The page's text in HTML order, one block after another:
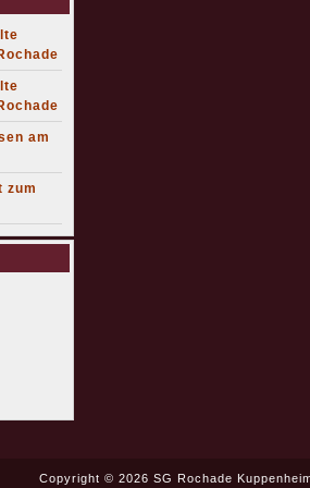
am
zum
Copyright © 2026 SG Rochade